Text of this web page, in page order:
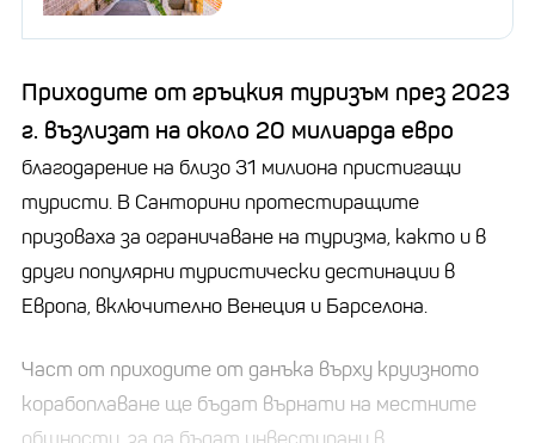
Приходите от гръцкия туризъм през 2023
г. възлизат на около 20 милиарда евро
благодарение на близо 31 милиона пристигащи
туристи. В Санторини протестиращите
призоваха за ограничаване на туризма, както и в
други популярни туристически дестинации в
Европа, включително Венеция и Барселона.
Част от приходите от данъка върху круизното
корабоплаване ще бъдат върнати на местните